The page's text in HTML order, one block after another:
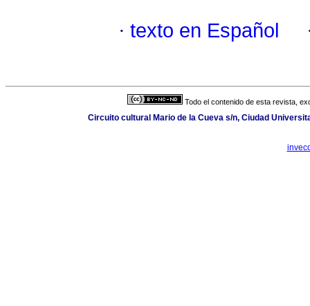
· texto en Español
Todo el contenido de esta revista,
Circuito cultural Mario de la Cueva s/n, Ciudad